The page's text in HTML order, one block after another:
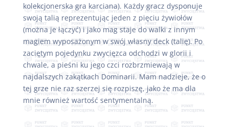
kolekcjonerska gra karciana). Każdy gracz dysponuje
swoją talią reprezentując jeden z pięciu żywiołów
(można je łączyć) i jako mag staje do walki z innym
magiem wyposażonym w swój własny deck (talię). Po
zaciętym pojedynku zwycięzca odchodzi w glorii i
chwale, a pieśni ku jego czci rozbrzmiewają w
najdalszych zakątkach Dominarii. Mam nadzieje, że o
tej grze nie raz szerzej się rozpiszę, jako że ma dla
mnie również wartość sentymentalną.